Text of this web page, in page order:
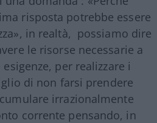
risposta potrebbe essere
in realtà, possiamo dire
le risorse necessarie a
per realizzare i
di non farsi prendere
irrazionalmente
corrente pensando, in